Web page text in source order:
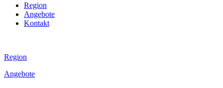
Region
Angebote
Kontakt
Region
Angebote